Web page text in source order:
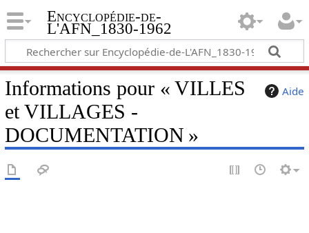
Encyclopédie-de-
L'AFN_1830-1962
Aide
Informations pour « VILLES
et VILLAGES -
DOCUMENTATION »